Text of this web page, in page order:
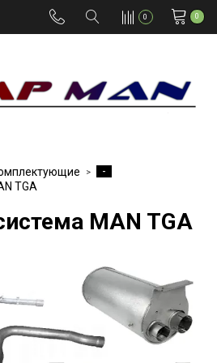
0 0
-
TGA
MAN TGA